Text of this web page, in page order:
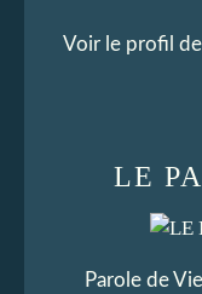
LE
Parole de
Voir le profil de